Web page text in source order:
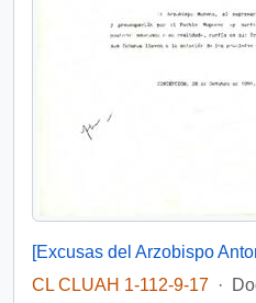
CL CLUAH 1-112-9-17 ·